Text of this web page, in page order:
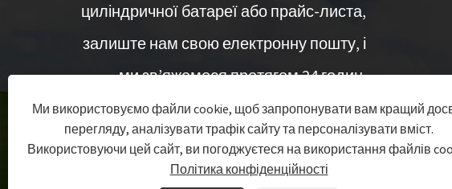
циліндричної батареї або прайс-листа,
залиште нам свою електронну пошту, і
ми зв’яжемося протягом 24 годин.
ЗАПИТ ЗАРАЗ
Ми використовуємо файли cookie, щоб запропонувати вам кращий
перегляду, аналізувати трафік сайту та персоналізувати вміст.
Використовуючи цей сайт, ви погоджуєтеся на використання файлів
Політика конфіденційності